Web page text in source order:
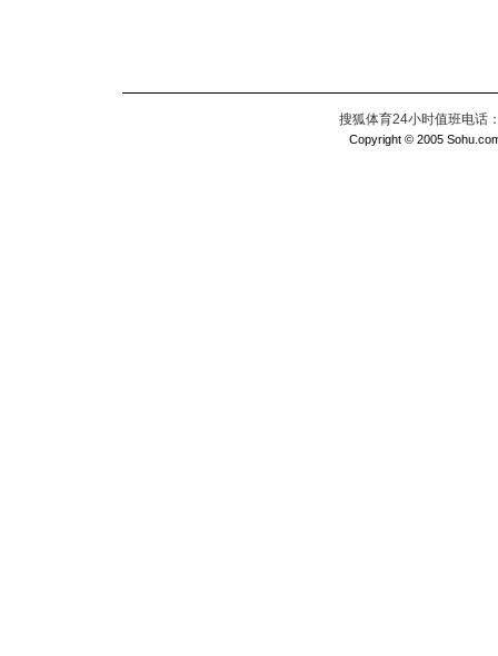
搜狐体育24小时值班电话
Copyright © 2005